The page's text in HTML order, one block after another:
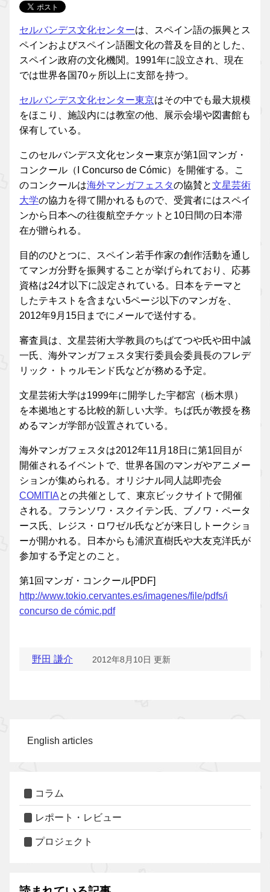
セルバンデス文化センターは、スペイン語の振興とス
ペインおよびスペイン語圏文化の普及を目的とした、
スペイン政府の文化機関。1991年に設立され、現在
では世界各国70ヶ所以上に支部を持つ。
セルバンデス文化センター東京はその中でも最大規模
をほこり、施設内には教室の他、展示会場や図書館も
保有している。
このセルバンデス文化センター東京が第1回マンガ・
コンクール（I Concurso de Cómic）を開催する。こ
のコンクールは海外マンガフェスタの協賛と文星芸術
大学の協力を得て開かれるもので、受賞者にはスペイ
ンから日本への往復航空チケットと10日間の日本滞
在が贈られる。
目的のひとつに、スペイン若手作家の創作活動を通し
てマンガ分野を振興することが挙げられており、応募
資格は24才以下に設定されている。日本をテーマと
したテキストを含まない5ページ以下のマンガを、
2012年9月15日までにメールで送付する。
審査員は、文星芸術大学教員のちばてつや氏や田中誠
一氏、海外マンガフェスタ実行委員会委員長のフレデ
リック・トゥルモンド氏などが務める予定。
文星芸術大学は1999年に開学した宇都宮（栃木県）
を本拠地とする比較的新しい大学。ちば氏が教授を務
めるマンガ学部が設置されている。
海外マンガフェスタは2012年11月18日に第1回目が
開催されるイベントで、世界各国のマンガやアニメー
ションが集められる。オリジナル同人誌即売会
COMITIAとの共催として、東京ビックサイトで開催
される。フランソワ・スクイテン氏、ブノワ・ペータ
ース氏、レジス・ロワゼル氏などが来日しトークショ
ーが開かれる。日本からも浦沢直樹氏や大友克洋氏が
参加する予定とのこと。
第1回マンガ・コンクール[PDF]
http://www.tokio.cervantes.es/imagenes/file/pdfs/i
concurso de cómic.pdf
野田 謙介 2012年8月10日 更新
English articles
コラム
レポート・レビュー
プロジェクト